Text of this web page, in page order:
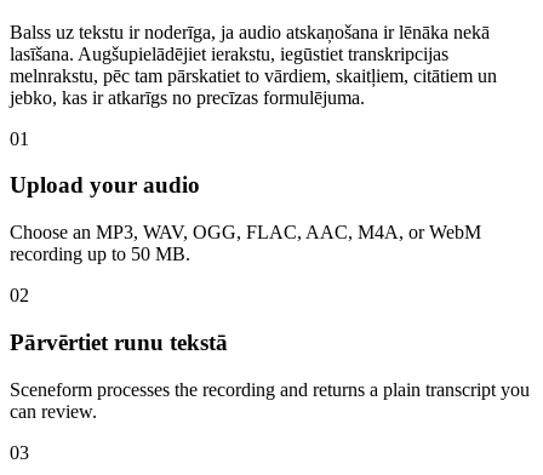
Balss uz tekstu ir noderīga, ja audio atskaņošana ir lēnāka nekā
lasīšana. Augšupielādējiet ierakstu, iegūstiet transkripcijas
melnrakstu, pēc tam pārskatiet to vārdiem, skaitļiem, citātiem un
jebko, kas ir atkarīgs no precīzas formulējuma.
01
Upload your audio
Choose an MP3, WAV, OGG, FLAC, AAC, M4A, or WebM
recording up to 50 MB.
02
Pārvērtiet runu tekstā
Sceneform processes the recording and returns a plain transcript you
can review.
03